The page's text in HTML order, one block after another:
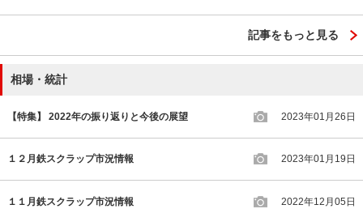
記事をもっと見る
相場・統計
【特集】 2022年の振り返りと今後の展望 2023年01月26日
１２月鉄スクラップ市況情報 2023年01月19日
１１月鉄スクラップ市況情報 2022年12月05日